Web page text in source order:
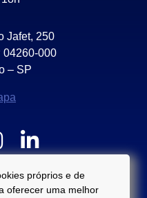
Jafet, 250
04260-000
– SP
exibidos neste portal são
imóveis podendo sofrer
próprios e de
oferecer uma melhor